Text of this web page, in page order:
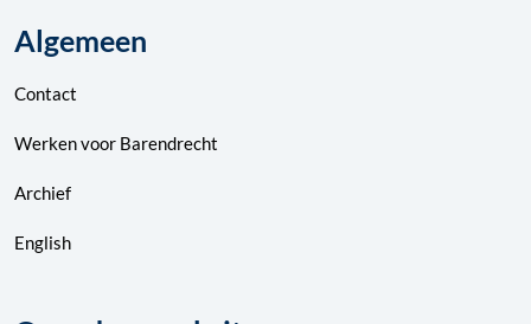
Algemeen
Contact
Werken voor Barendrecht
Archief
English